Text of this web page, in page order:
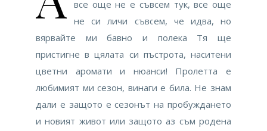
все още не е съвсем тук, все още
не си личи съвсем, че идва, но
вярвайте ми бавно и полека Тя ще
пристигне в цялата си пъстрота, наситени
цветни аромати и нюанси! Пролетта е
любимият ми сезон, винаги е била. Не знам
дали е защото е сезонът на пробуждането
и новият живот или защото аз съм родена